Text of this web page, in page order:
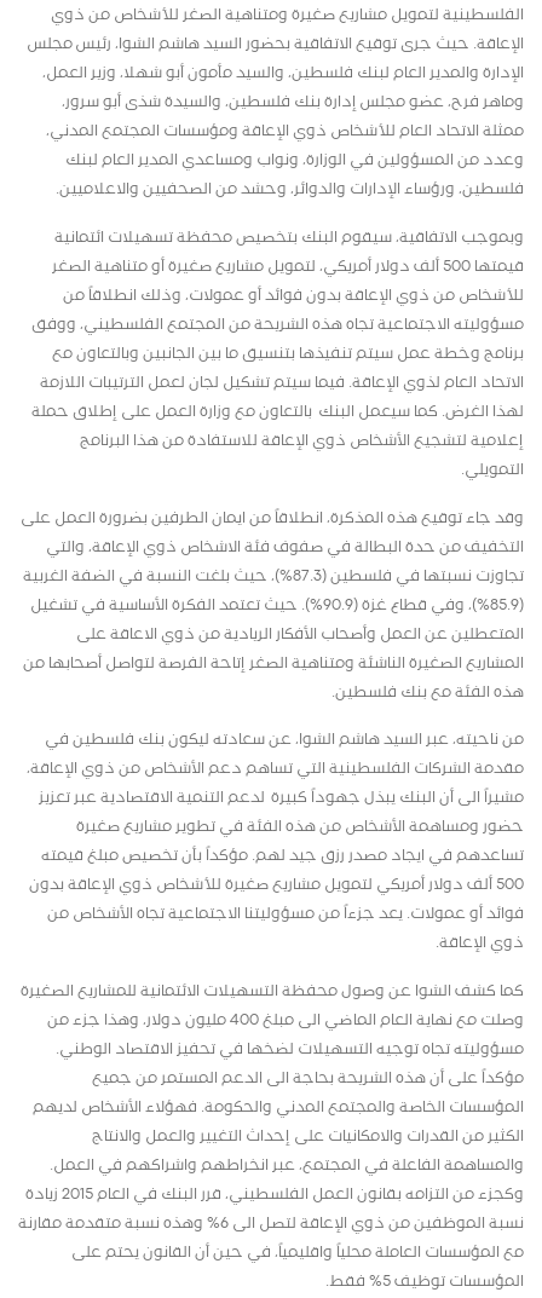
الفلسطينية لتمويل مشاريع صغيرة ومتناهية الصغر للأشخاص من ذوي
الإعاقة. حيث جرى توقيع الاتفاقية بحضور السيد هاشم الشوا، رئيس مجلس
الإدارة والمدير العام لبنك فلسطين، والسيد مأمون أبو شهلا، وزير العمل،
وماهر فرح، عضو مجلس إدارة بنك فلسطين، والسيدة شذى أبو سرور،
ممثلة الاتحاد العام للأشخاص ذوي الإعاقة ومؤسسات المجتمع المدني،
وعدد من المسؤولين في الوزارة، ونواب ومساعدي المدير العام لبنك
فلسطين، ورؤساء الإدارات والدوائر، وحشد من الصحفيين والاعلاميين.
وبموجب الاتفاقية، سيقوم البنك بتخصيص محفظة تسهيلات ائتمانية
قيمتها 500 ألف دولار أمريكي، لتمويل مشاريع صغيرة أو متناهية الصغر
للأشخاص من ذوي الإعاقة بدون فوائد أو عمولات، وذلك انطلاقاً من
مسؤوليته الاجتماعية تجاه هذه الشريحة من المجتمع الفلسطيني، ووفق
برنامج وخطة عمل سيتم تنفيذها بتنسيق ما بين الجانبين وبالتعاون مع
الاتحاد العام لذوي الإعاقة. فيما سيتم تشكيل لجان لعمل الترتيبات اللازمة
لهذا الغرض. كما سيعمل البنك بالتعاون مع وزارة العمل على إطلاق حملة
إعلامية لتشجيع الأشخاص ذوي الإعاقة للاستفادة من هذا البرنامج
التمويلي.
وقد جاء توقيع هذه المذكرة، انطلاقاً من ايمان الطرفين بضرورة العمل على
التخفيف من حدة البطالة في صفوف فئة الاشخاص ذوي الإعاقة، والتي
تجاوزت نسبتها في فلسطين (87.3%)، حيث بلغت النسبة في الضفة الغربية
(85.9%)، وفي قطاع غزة (90.9%). حيث تعتمد الفكرة الأساسية في تشغيل
المتعطلين عن العمل وأصحاب الأفكار الريادية من ذوي الاعاقة على
المشاريع الصغيرة الناشئة ومتناهية الصغر إتاحة الفرصة لتواصل أصحابها من
هذه الفئة مع بنك فلسطين.
من ناحيته، عبر السيد هاشم الشوا، عن سعادته ليكون بنك فلسطين في
مقدمة الشركات الفلسطينية التي تساهم دعم الأشخاص من ذوي الإعاقة،
مشيراً الى أن البنك يبذل جهوداً كبيرة لدعم التنمية الاقتصادية عبر تعزيز
حضور ومساهمة الأشخاص من هذه الفئة في تطوير مشاريع صغيرة
تساعدهم في ايجاد مصدر رزق جيد لهم. مؤكداً بأن تخصيص مبلغ قيمته
500 ألف دولار أمريكي لتمويل مشاريع صغيرة للأشخاص ذوي الإعاقة بدون
فوائد أو عمولات. يعد جزءاً من مسؤوليتنا الاجتماعية تجاه الأشخاص من
ذوي الإعاقة.
كما كشف الشوا عن وصول محفظة التسهيلات الائتمانية للمشاريع الصغيرة
وصلت مع نهاية العام الماضي الى مبلغ 400 مليون دولار، وهذا جزء من
مسؤوليته تجاه توجيه التسهيلات لضخها في تحفيز الاقتصاد الوطني.
مؤكداً على أن هذه الشريحة بحاجة الى الدعم المستمر من جميع
المؤسسات الخاصة والمجتمع المدني والحكومة. فهؤلاء الأشخاص لديهم
الكثير من القدرات والامكانيات على إحداث التغيير والعمل والانتاج
والمساهمة الفاعلة في المجتمع، عبر انخراطهم واشراكهم في العمل.
وكجزء من التزامه بقانون العمل الفلسطيني، قرر البنك في العام 2015 زيادة
نسبة الموظفين من ذوي الإعاقة لتصل الى 6% وهذه نسبة متقدمة مقارنة
مع المؤسسات العاملة محلياً واقليمياً، في حين أن القانون يحتم على
المؤسسات توظيف 5% فقط.